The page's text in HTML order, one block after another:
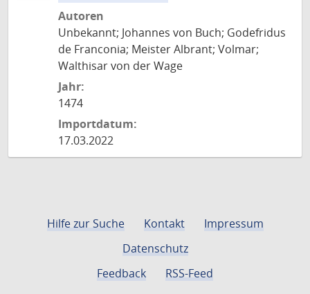
Autoren
Unbekannt; Johannes von Buch; Godefridus
de Franconia; Meister Albrant; Volmar;
Walthisar von der Wage
Jahr:
1474
Importdatum:
17.03.2022
Hilfe zur Suche Kontakt
Impressum
Datenschutz
Feedback
RSS-Feed